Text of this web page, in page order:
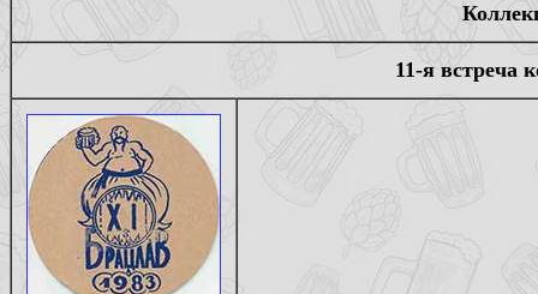
11-я встреча